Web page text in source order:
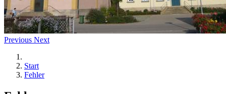
Previous Next
Start
Fehler